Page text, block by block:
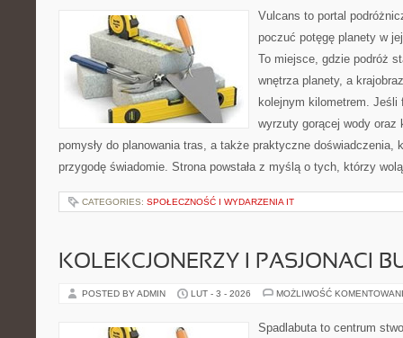
Vulcans to portal
poczuć potęgę planety w
To miejsce, gdzie podróż
wnętrza planety, a
kolejnym kilometrem. Jeśli
wyrzuty gorącej wody oraz
pomysły do planowania tras, a także praktyczne doświadczenia,
przygodę świadomie. Strona powstała z myślą o tych, którzy
CATEGORIES: SPOŁECZNOŚĆ I WYDARZENIA IT
KOLEKCJONERZY I PASJONACI
POSTED BY ADMIN LUT - 3 - 2026 MOŻLIWOŚĆ
Spadlabuta to centrum